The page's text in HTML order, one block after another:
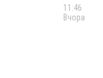
11:46
Вчора